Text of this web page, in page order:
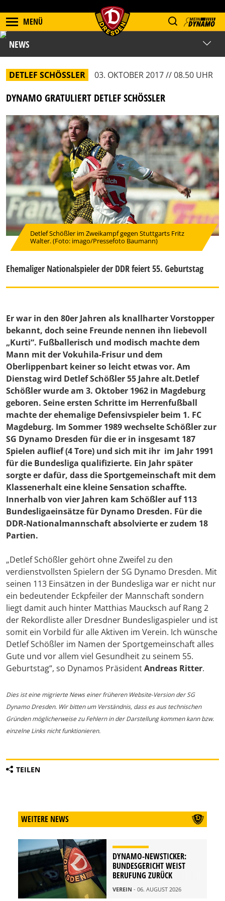
MENÜ
NEWS
DETLEF SCHÖSSLER 03. OKTOBER 2017 // 08.50 UHR
DYNAMO GRATULIERT DETLEF SCHÖSSLER
Detlef Schößler im Zweikampf gegen Stuttgarts Fritz
Walter. (Foto: imago/Pressefoto Baumann)
Ehemaliger Nationalspieler der DDR feiert 55. Geburtstag
Er war in den 80er Jahren als knallharter Vorstopper
bekannt, doch seine Freunde nennen ihn liebevoll
„Kurti“. Fußballerisch und modisch machte dem
Mann mit der Vokuhila-Frisur und dem
Oberlippenbart keiner so leicht etwas vor. Am
Dienstag wird Detlef Schößler 55 Jahre alt.Detlef
Schößler wurde am 3. Oktober 1962 in Magdeburg
geboren. Seine ersten Schritte im Herrenfußball
machte der ehemalige Defensivspieler beim 1. FC
Magdeburg. Im Sommer 1989 wechselte Schößler zur
SG Dynamo Dresden für die er in insgesamt 187
Spielen auflief (4 Tore) und sich mit ihr im Jahr 1991
für die Bundesliga qualifizierte. Ein Jahr später
sorgte er dafür, dass die Sportgemeinschaft mit dem
Klassenerhalt eine kleine Sensation schaffte.
Innerhalb von vier Jahren kam Schößler auf 113
Bundesligaeinsätze für Dynamo Dresden. Für die
DDR-Nationalmannschaft absolvierte er zudem 18
Partien.
„Detlef Schößler gehört ohne Zweifel zu den
verdienstvollsten Spielern der SG Dynamo Dresden. Mit
seinen 113 Einsätzen in der Bundesliga war er nicht nur
ein bedeutender Eckpfeiler der Mannschaft sondern
liegt damit auch hinter Matthias Maucksch auf Rang 2
der Rekordliste aller Dresdner Bundesligaspieler und ist
somit ein Vorbild für alle Aktiven im Verein. Ich wünsche
Detlef Schößler im Namen der Sportgemeinschaft alles
Gute und vor allem viel Gesundheit zu seinem 55.
Geburtstag“, so Dynamos PräsidentAndreas Ritter.
Dies ist eine migrierte News einer früheren Website-Version der SG
Dynamo Dresden. Wir bitten um Verständnis, dass es aus technischen
Gründen möglicherweise zu Fehlern in der Darstellung kommen kann bzw.
einzelne Links nicht funktionieren.
TEILEN
WEITERE NEWS
DYNAMO-NEWSTICKER:
BUNDESGERICHT WEIST
BERUFUNG ZURÜCK
VEREIN - 06. AUGUST 2026